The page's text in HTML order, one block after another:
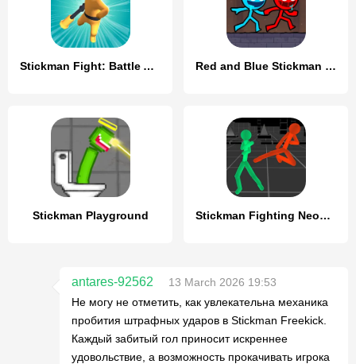
Stickman Fight: Battle Arena Red and Blue Stickman 2024
Stickman Playground Stickman Fighting Neon Warrior
antares-92562
13 March 2026 19:53
Не могу не отметить, как увлекательна механика
пробития штрафных ударов в Stickman Freekick.
Каждый забитый гол приносит искреннее
удовольствие, а возможность прокачивать игрока